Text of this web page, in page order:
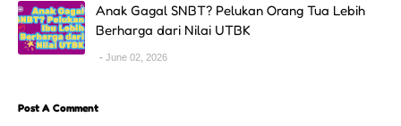
Anak Gagal SNBT? Pelukan Orang Tua Lebih
Berharga dari Nilai UTBK
June 02, 2026
Post A Comment